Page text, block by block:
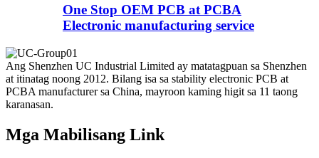
One Stop OEM PCB at PCBA
Electronic manufacturing service
Ang Shenzhen UC Industrial Limited ay matatagpuan sa Shenzhen
at itinatag noong 2012. Bilang isa sa stability electronic PCB at
PCBA manufacturer sa China, mayroon kaming higit sa 11 taong
karanasan.
Mga Mabilisang Link